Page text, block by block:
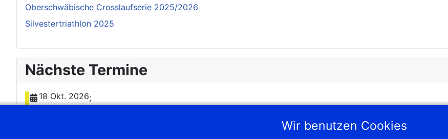
Oberschwäbische Crosslaufserie 2025/2026
Silvestertriathlon 2025
Nächste Termine
18 Okt. 2026;
Wir benutzen Cookies